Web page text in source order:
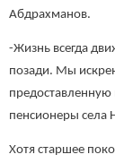
Абдрахманов.
-Жизнь всегда
позади. Мы
пенсионеры села
Хотя старшее